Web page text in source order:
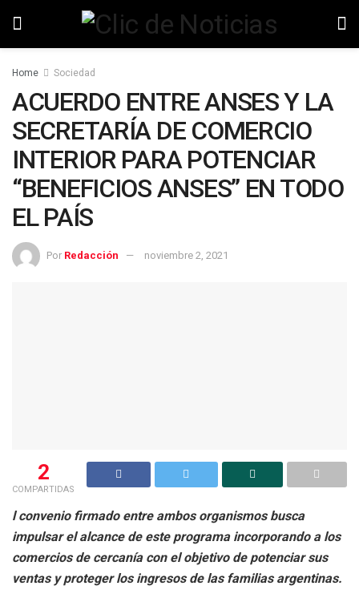
Home Sociedad
ACUERDO ENTRE ANSES Y LA
SECRETARÍA DE COMERCIO
INTERIOR PARA POTENCIAR
“BENEFICIOS ANSES” EN TODO
EL PAÍS
Por Redacción noviembre 2, 2021
2
COMPARTIDAS
l convenio firmado entre ambos organismos busca
impulsar el alcance de este programa incorporando a los
comercios de cercanía con el objetivo de potenciar sus
ventas y proteger los ingresos de las familias argentinas.